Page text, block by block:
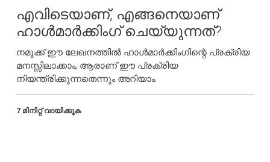
എവിടെയാണ്, എങ്ങനെയാണ്
ഹാൾമാർക്കിംഗ് ചെയ്യുന്നത്?
നമുക്ക് ഈ ലേഖനത്തിൽ ഹാൾമാർക്കിംഗിന്റെ പ്രക്രിയ
മനസ്സിലാക്കാം, ആരാണ് ഈ പ്രക്രിയ
നിയന്ത്രിക്കുന്നതെന്നും അറിയാം.
7 മിനിറ്റ് വായിക്കുക